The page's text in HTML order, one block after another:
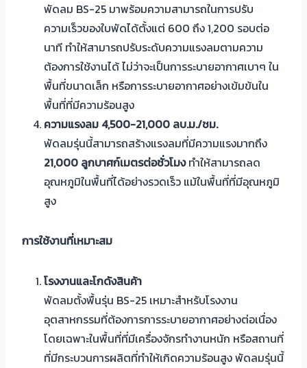
พัดลม BS-25 มาพร้อมความสามารถในการปรับ
ความเร็วของใบพัดได้ตั้งแต่ 600 ถึง 1,200 รอบต่อ
นาที ทำให้สามารถปรับระดับความแรงลมตามความ
ต้องการใช้งานได้ ไม่ว่าจะเป็นการระบายอากาศเบาๆ ใน
พื้นที่ขนาดเล็ก หรือการระบายอากาศอย่างเข้มข้นใน
พื้นที่ที่มีความร้อนสูง
ความแรงลม 4,500-21,000 ลบ.ม./ชม.
พัดลมรุ่นนี้สามารถสร้างแรงลมที่มีความแรงมากถึง
21,000 ลูกบาศก์เมตรต่อชั่วโมงทำให้สามารถลด
อุณหภูมิในพื้นที่ได้อย่างรวดเร็ว แม้ในพื้นที่ที่มีอุณหภูมิ
สูง
การใช้งานที่เหมาะสม
โรงงานและโกดังสินค้า
พัดลมตั้งพื้นรุ่น BS-25 เหมาะสำหรับโรงงาน
อุตสาหกรรมที่ต้องการการระบายอากาศอย่างต่อเนื่อง
โดยเฉพาะในพื้นที่ที่มีเครื่องจักรทำงานหนัก หรือสถานที่
ที่มีกระบวนการผลิตที่ทำให้เกิดความร้อนสูง พัดลมรุ่นนี้